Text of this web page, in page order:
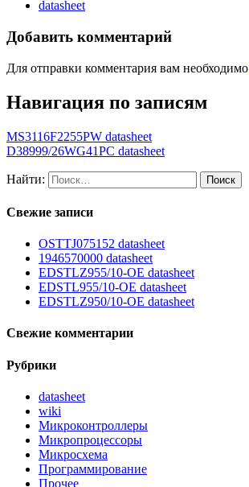
datasheet
Добавить комментарий
Для отправки комментария вам необходимо
Навигация по записям
MS3116F2255PW datasheet
D38999/26WG41PC datasheet
Найти:
Свежие записи
OSTTJ075152 datasheet
1946570000 datasheet
EDSTLZ955/10-OE datasheet
EDSTL955/10-OE datasheet
EDSTLZ950/10-OE datasheet
Свежие комментарии
Рубрики
datasheet
wiki
Микроконтроллеры
Микропроцессоры
Микросхема
Программирование
Прочее